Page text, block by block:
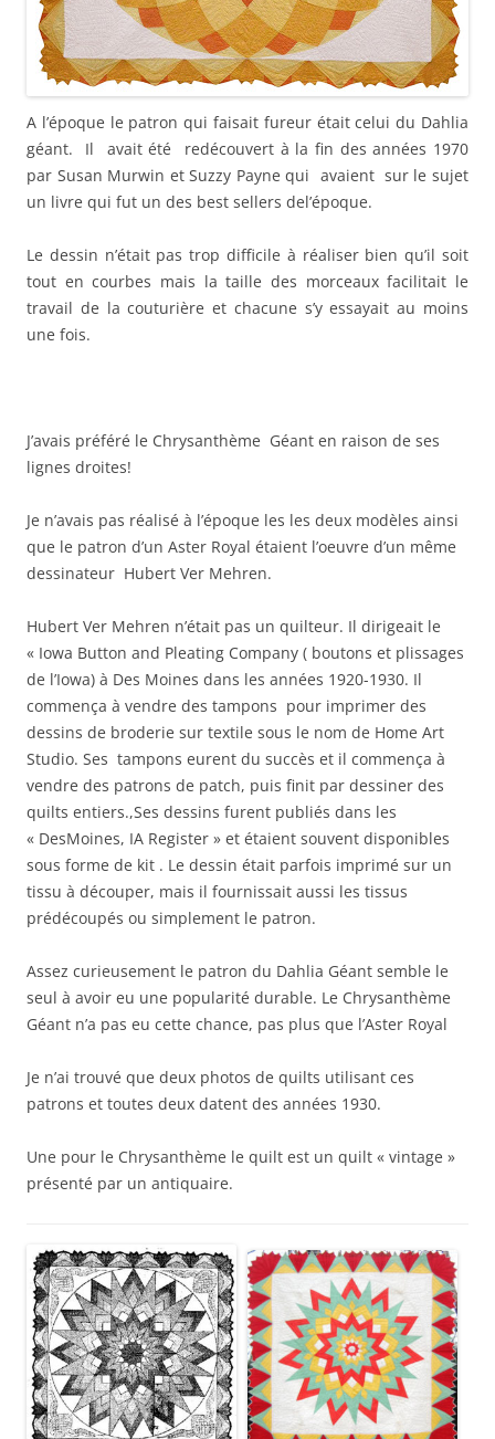
A l’époque le patron qui faisait fureur était celui du Dahlia
géant. Il avait été redécouvert à la fin des années 1970
par Susan Murwin et Suzzy Payne qui avaient sur le sujet
un livre qui fut un des best sellers del’époque.
Le dessin n’était pas trop difficile à réaliser bien qu’il soit
tout en courbes mais la taille des morceaux facilitait le
travail de la couturière et chacune s’y essayait au moins
une fois.
J’avais préféré le Chrysanthème Géant en raison de ses
lignes droites!
Je n’avais pas réalisé à l’époque les les deux modèles ainsi
que le patron d’un Aster Royal étaient l’oeuvre d’un même
dessinateur Hubert Ver Mehren.
Hubert Ver Mehren n’était pas un quilteur. Il dirigeait le
« Iowa Button and Pleating Company ( boutons et plissages
de l’Iowa) à Des Moines dans les années 1920-1930. Il
commença à vendre des tampons pour imprimer des
dessins de broderie sur textile sous le nom de Home Art
Studio. Ses tampons eurent du succès et il commença à
vendre des patrons de patch, puis finit par dessiner des
quilts entiers.,Ses dessins furent publiés dans les
« DesMoines, IA Register » et étaient souvent disponibles
sous forme de kit . Le dessin était parfois imprimé sur un
tissu à découper, mais il fournissait aussi les tissus
prédécoupés ou simplement le patron.
Assez curieusement le patron du Dahlia Géant semble le
seul à avoir eu une popularité durable. Le Chrysanthème
Géant n’a pas eu cette chance, pas plus que l’Aster Royal
Je n’ai trouvé que deux photos de quilts utilisant ces
patrons et toutes deux datent des années 1930.
Une pour le Chrysanthème le quilt est un quilt « vintage »
présenté par un antiquaire.